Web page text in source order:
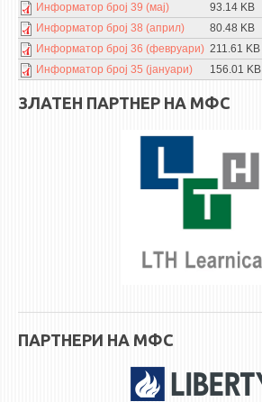
WATERBRIDGING
CIRASIM
ENERGET
AIR QUALITY MODELLING
АНКЕТИ И САМОЕВАЛУАЦИИ
НАСТАВЕН КАДАР
Информатор број 39 (мај)
93.14 KB
Информатор број 38 (април)
80.48 KB
Информатор број 36 (февруари) 211.61 KB
Информатор број 35 (јануари)
156.01 KB
ЗЛАТЕН ПАРТНЕР НА МФС
ПАРТНЕРИ НА МФС